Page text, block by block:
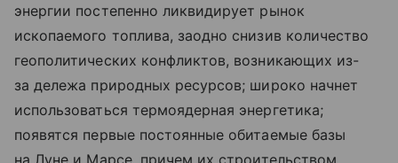
энергии постепенно ликвидирует рынок
ископаемого топлива, заодно снизив количество
геополитических конфликтов, возникающих из-
за дележа природных ресурсов; широко начнет
использоваться термоядерная энергетика;
появятся первые постоянные обитаемые базы
на Луне и Марсе, причем их строительством